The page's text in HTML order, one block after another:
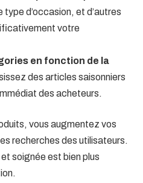
type d’occasion, et d’autres
votre
en fonction de la
des articles saisonniers
des acheteurs.
vous augmentez vos
recherches des utilisateurs.
soignée est bien plus